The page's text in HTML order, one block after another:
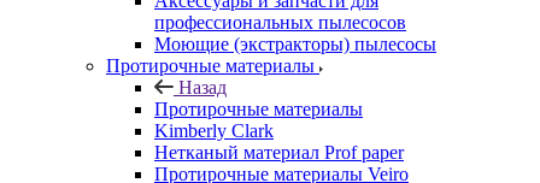
профессиональных пылесосов
Моющие (экстракторы) пылесосы
Протирочные материалы
Назад
Протирочные материалы
Kimberly Clark
Нетканый материал Prof paper
Протирочные материалы Veiro